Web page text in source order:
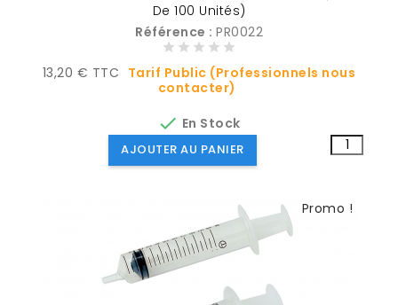
De 100 Unités)
Référence : PR0022
Prix
13,20 € TTC Tarif Public (Professionnels nous
contacter)
 En Stock
AJOUTER AU PANIER
Promo !